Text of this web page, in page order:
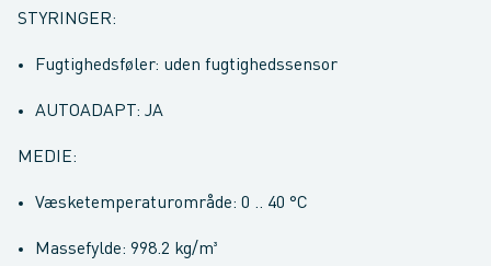
STYRINGER:
Fugtighedsføler: uden fugtighedssensor
AUTOADAPT: JA
MEDIE:
Væsketemperaturområde: 0 .. 40 °C
Massefylde: 998.2 kg/m³